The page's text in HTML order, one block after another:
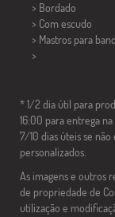
> Bordado
> Com escudo
> Mastros para
>
* 1/2 dia útil para
16:00 para entrega
7/10 dias úteis se
personalizados.
As imagens e outros
de propriedade de
utilização e